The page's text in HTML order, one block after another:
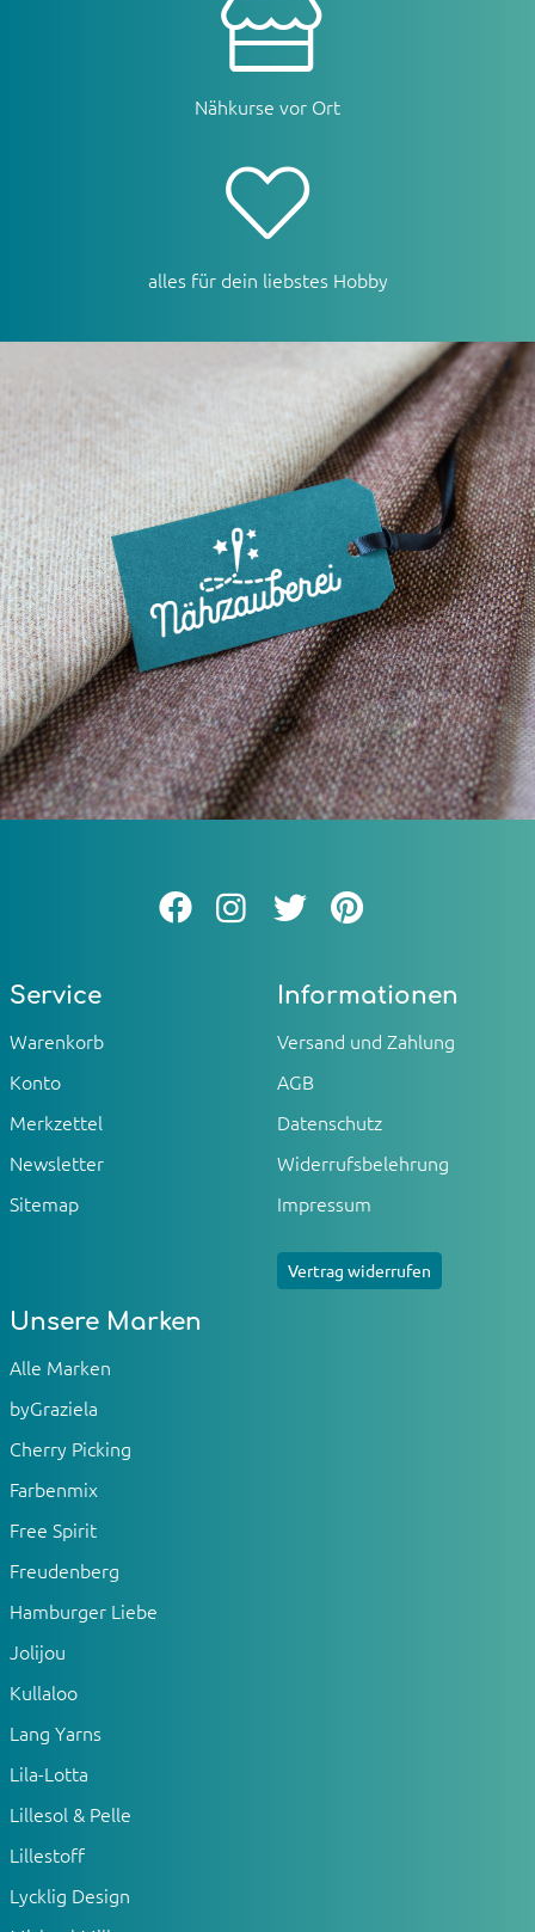
Nähkurse vor Ort
alles für dein liebstes Hobby
Service
Warenkorb
Konto
Merkzettel
Newsletter
Sitemap
Informationen
Versand und Zahlung
AGB
Datenschutz
Widerrufsbelehrung
Impressum
Vertrag widerrufen
Unsere Marken
Alle Marken
byGraziela
Cherry Picking
Farbenmix
Free Spirit
Freudenberg
Hamburger Liebe
Jolijou
Kullaloo
Lang Yarns
Lila-Lotta
Lillesol & Pelle
Lillestoff
Lycklig Design